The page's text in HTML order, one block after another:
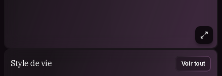
Style de vie Voir tout